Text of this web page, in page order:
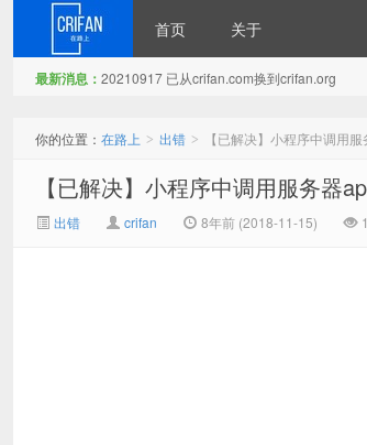
首页 关于
最新消息： 20210917 已从crifan.com换到crifan.org
你的位置： 在路上 > 出错 > 【已解决】小程序中调用
【已解决】小程序中调用服务器
出错 crifan 8年前 (2018-11-15)